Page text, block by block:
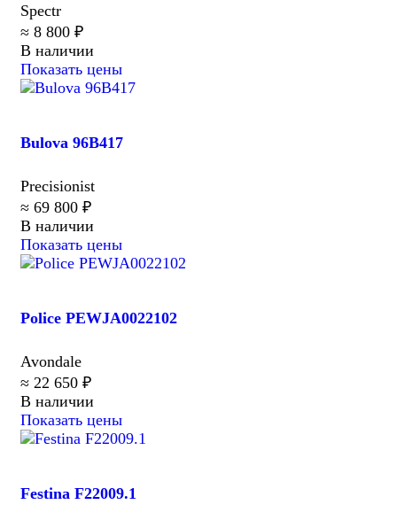
Spectr
≈ 8 800 ₽
В наличии
Показать цены
Bulova 96B417
Precisionist
≈ 69 800 ₽
В наличии
Показать цены
Police PEWJA0022102
Avondale
≈ 22 650 ₽
В наличии
Показать цены
Festina F22009.1